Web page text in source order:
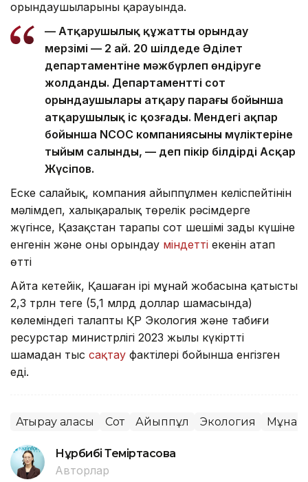
орындаушыларының қарауында.
— Атқарушылық құжатты орындау
мерзімі — 2 ай. 20 шілдеде Әділет
департаментіне мәжбүрлеп өндіруге
жолданды. Департаменттің сот
орындаушылары атқару парағы бойынша
атқарушылық іс қозғады. Мендегі ақпар
бойынша NCOC компаниясының мүліктеріне
тыйым салынды, — деп пікір білдірді Асқар
Жүсіпов.
Еске салайық, компания айыппұлмен келіспейтінін
мәлімдеп, халықаралық төрелік рәсімдерге
жүгінсе, Қазақстан тарапы сот шешімі заңды күшіне
енгенін және оны орындау міндетті екенін атап
өтті
Айта кетейік, Қашаған ірі мұнай жобасына қатысты
2,3 трлн теңге (5,1 млрд доллар шамасында)
көлеміндегі талапты ҚР Экология және табиғи
ресурстар министрлігі 2023 жылы күкіртті
шамадан тыс сақтау фактілері бойынша енгізген
еді.
Атырау қаласы Сот Айыппұл Экология Мұнай
Нұрбибі Теміртасова
Авторлар